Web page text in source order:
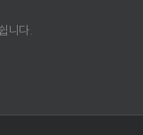
니다.